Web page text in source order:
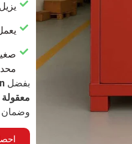
بفضل
معقولة
وضمان